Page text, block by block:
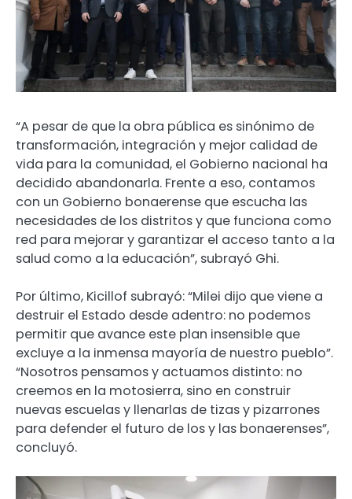
“A pesar de que la obra pública es sinónimo de
transformación, integración y mejor calidad de
vida para la comunidad, el Gobierno nacional ha
decidido abandonarla. Frente a eso, contamos
con un Gobierno bonaerense que escucha las
necesidades de los distritos y que funciona como
red para mejorar y garantizar el acceso tanto a la
salud como a la educación”, subrayó Ghi.
Por último, Kicillof subrayó: “Milei dijo que viene a
destruir el Estado desde adentro: no podemos
permitir que avance este plan insensible que
excluye a la inmensa mayoría de nuestro pueblo”.
“Nosotros pensamos y actuamos distinto: no
creemos en la motosierra, sino en construir
nuevas escuelas y llenarlas de tizas y pizarrones
para defender el futuro de los y las bonaerenses”,
concluyó.